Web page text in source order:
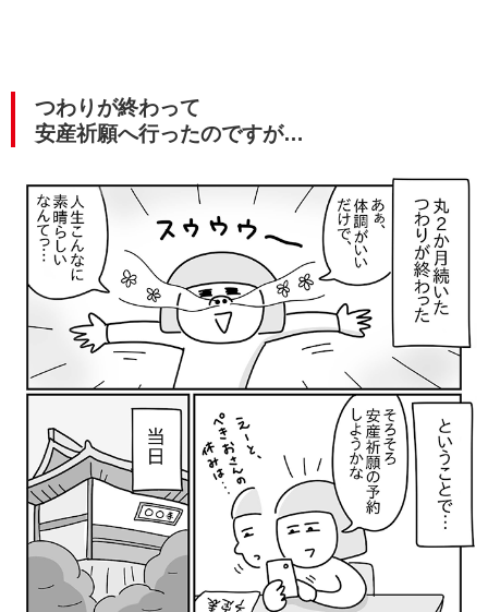
つわりが終わって
安産祈願へ行ったのですが…